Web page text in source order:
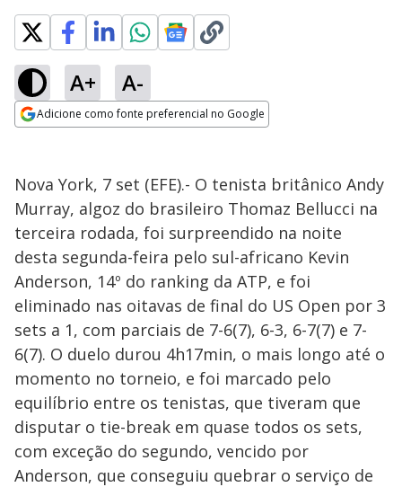
A+ A-
Adicione como fonte preferencial no Google
Nova York, 7 set (EFE).- O tenista britânico Andy
Murray, algoz do brasileiro Thomaz Bellucci na
terceira rodada, foi surpreendido na noite
desta segunda-feira pelo sul-africano Kevin
Anderson, 14º do ranking da ATP, e foi
eliminado nas oitavas de final do US Open por 3
sets a 1, com parciais de 7-6(7), 6-3, 6-7(7) e 7-
6(7). O duelo durou 4h17min, o mais longo até o
momento no torneio, e foi marcado pelo
equilíbrio entre os tenistas, que tiveram que
disputar o tie-break em quase todos os sets,
com exceção do segundo, vencido por
Anderson, que conseguiu quebrar o serviço de